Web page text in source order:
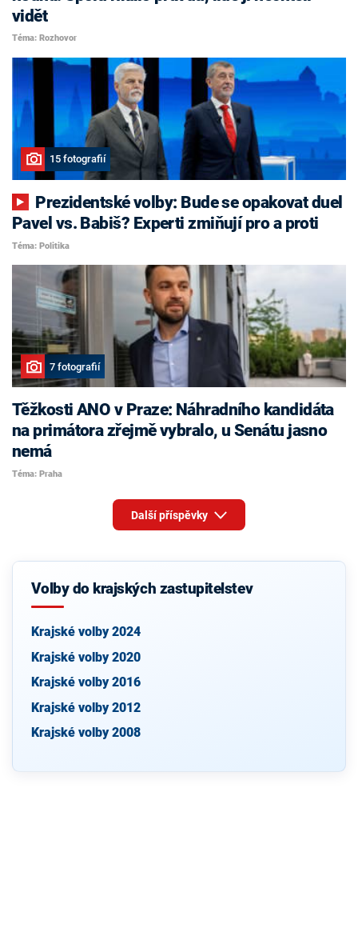
vidět
Téma: Rozhovor
15 fotografií
Pavel vs. Babiš? Experti zmiňují pro a proti
Téma: Politika
7 fotografií
Těžkosti ANO v Praze: Náhradního kandidáta
na primátora zřejmě vybralo, u Senátu jasno
nemá
Téma: Praha
Další příspěvky
Volby do krajských zastupitelstev
Krajské volby 2024
Krajské volby 2020
Krajské volby 2016
Krajské volby 2012
Krajské volby 2008